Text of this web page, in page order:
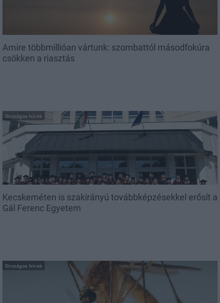
Amire többmillióan vártunk: szombattól másodfokúra
csökken a riasztás
Országos hírek
Kecskeméten is szakirányú továbbképzésekkel erősít a
Gál Ferenc Egyetem
Országos hírek